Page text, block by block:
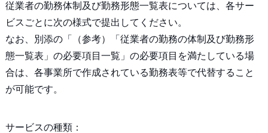
従業者の勤務体制及び勤務形態一覧表については、各サー
ビスごとに次の様式で提出してください。
なお、別添の「（参考）「従業者の勤務の体制及び勤務形
態一覧表」の必要項目一覧」の必要項目を満たしている場
合は、各事業所で作成されている勤務表等で代替すること
が可能です。
サービスの種類：